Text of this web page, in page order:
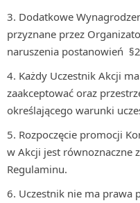
Dodatkowe
przyznane przez
naruszenia postanowień
Każdy Uczestnik Akcji
zaakceptować oraz
określającego warunki
Rozpoczęcie promocji
w Akcji jest równoznaczne
Regulaminu.
Uczestnik nie ma prawa